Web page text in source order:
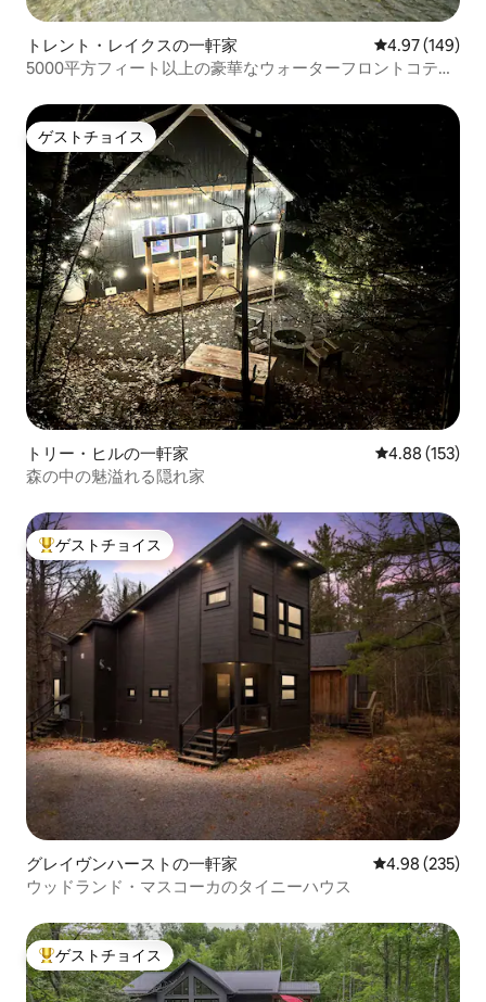
トレント・レイクスの一軒家 レビュー149
4.97 (149)
5000平方フィート以上の豪華なウォーターフロントコテー
ゲストチョイス
ゲストチョイス
トリー・ヒルの一軒家 レビュー153
4.88 (153)
森の中の魅溢れる隠れ家
大好評のゲストチョイスです。
ゲストチョイス
グレイヴンハーストの一軒家 レビュー235
4.98 (235)
ウッドランド・マスコーカのタイニーハウス
大好評のゲストチョイスです。
ゲストチョイス